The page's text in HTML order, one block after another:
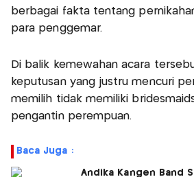
berbagai fakta tentang
para penggemar.
Di balik kemewahan acara
keputusan yang justru mencuri
memilih tidak memiliki
pengantin perempuan.
Baca Juga :
Andika Kangen Band